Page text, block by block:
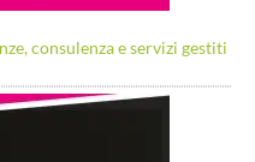
consulenza e servizi gestiti